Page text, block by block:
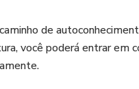
de
você poderá entrar